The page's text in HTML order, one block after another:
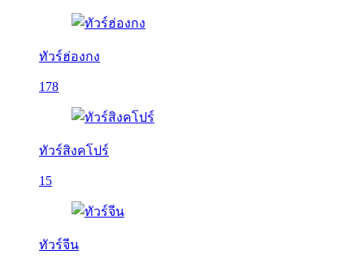
ทัวร์ฮ่องกง
178
ทัวร์สิงคโปร์
15
ทัวร์จีน